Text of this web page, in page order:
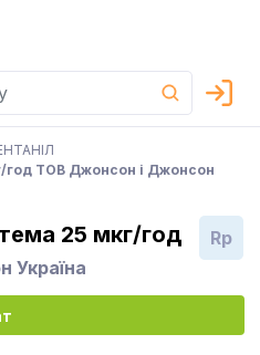
ТОВ Джонсон і Джонсон
25 мкг/год
Україна
Rp